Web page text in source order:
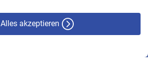
Alles akzeptieren